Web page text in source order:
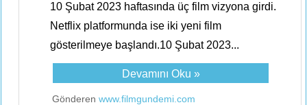
10 Şubat 2023 haftasında üç film vizyona girdi.
Netflix platformunda ise iki yeni film
gösterilmeye başlandı.10 Şubat 2023...
Devamını Oku »
Gönderen www.filmgundemi.com